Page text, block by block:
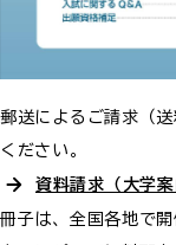
郵送によるご請求（
ください。
資料請求（大学案
冊子は、全国各地で